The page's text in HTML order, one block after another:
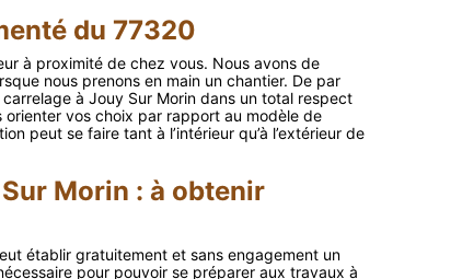
du 77320
à proximité de chez vous. Nous avons de
nous prenons en main un chantier. De par
à Jouy Sur Morin dans un total respect
orienter vos choix par rapport au modèle de
peut se faire tant à l’intérieur qu’à l’extérieur de
Morin : à obtenir
établir gratuitement et sans engagement un
pour pouvoir se préparer aux travaux à